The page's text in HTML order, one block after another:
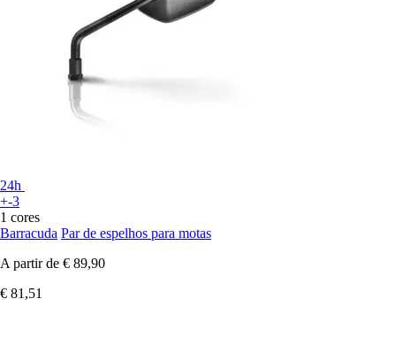
24h
+-3
1 cores
Barracuda Par de espelhos para motas
A partir de € 89,90
€ 81,51